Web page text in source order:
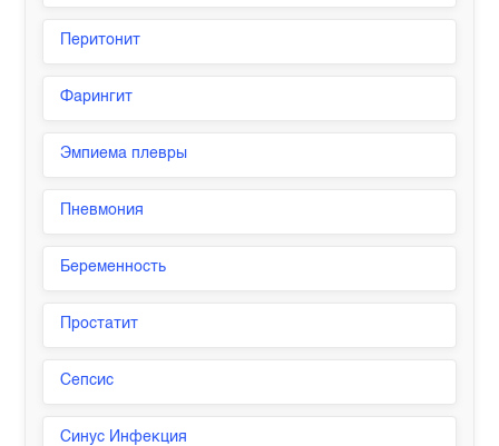
Перитонит
Фарингит
Эмпиема плевры
Пневмония
Беременность
Простатит
Сепсис
Синус Инфекция